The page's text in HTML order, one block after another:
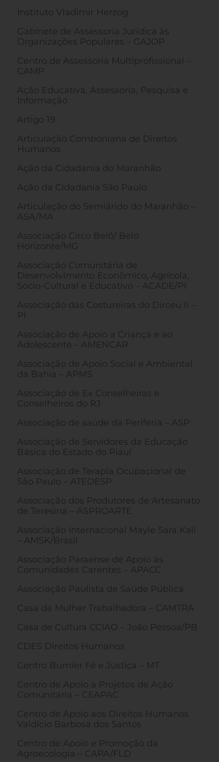
Instituto Vladimir Herzog
Gabinete de Assessoria Jurídica às
Organizações Populares – GAJOP
Centro de Assessoria Multiprofissional –
CAMP
Ação Educativa, Assessoria, Pesquisa e
Informação
Artigo 19
Articulação Comboniana de Direitos
Humanos
Ação da Cidadania do Maranhão
Ação da Cidadania São Paulo
Articulação do Semiárido do Maranhão –
ASA/MA
Associação Circo Belô/ Belo
Horizonte/MG
Associação Comunitária de
Desenvolvimento Econômico, Agrícola,
Sócio-Cultural e Educativo – ACADE/PI
Associação das Costureiras do Dirceu II –
PI
Associação de Apoio a Criança e ao
Adolescente – AMENCAR
Associação de Apoio Social e Ambiental
da Bahia – APMS
Associação de Ex Conselheiras e
Conselheiros do RJ
Associação de saúde da Periferia – ASP
Associação de Servidores da Educação
Básica do Estado do Piauí
Associação de Terapia Ocupacional de
São Paulo – ATEOESP
Associação dos Produtores de Artesanato
de Teresina – ASPROARTE
Associação Internacional Mayle Sara Kali
– AMSK/Brasil
Associação Paraense de Apoio às
Comunidades Carentes – APACC
Associação Paulista de Saúde Pública
Casa da Mulher Trabalhadora – CAMTRA
Casa de Cultura CCIAO – João Pessoa/PB
CDES Direitos Humanos
Centro Burnier Fé e Justiça – MT
Centro de Apoio a Projetos de Ação
Comunitária – CEAPAC
Centro de Apoio aos Direitos Humanos
Valdício Barbosa dos Santos
Centro de Apoio e Promoção da
Agroecologia – CAPA/FLD